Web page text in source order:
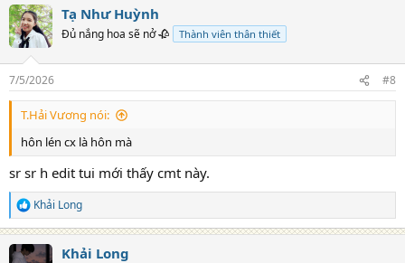
c
t
i
s
:
Tạ Như Huỳnh
Đủ nắng hoa sẽ nở 🥀 Thành viên thân thiết
7/5/2026 #8
T.Hải Vương nói:
hôn lén cx là hôn mà
sr sr h edit tui mới thấy cmt này.
R
e
a
c
Khải Long
Khải Long